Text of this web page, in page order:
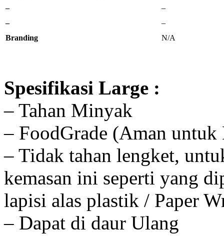
–
–
–
–
Branding
N/A
Spesifikasi Large :
– Tahan Minyak
– FoodGrade (Aman untuk
– Tidak tahan lengket,
kemasan ini seperti yang
lapisi alas plastik / Paper
– Dapat di daur Ulang